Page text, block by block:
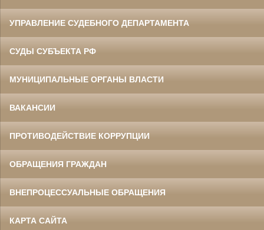
УПРАВЛЕНИЕ СУДЕБНОГО ДЕПАРТАМЕНТА
СУДЫ СУБЪЕКТА РФ
МУНИЦИПАЛЬНЫЕ ОРГАНЫ ВЛАСТИ
ВАКАНСИИ
ПРОТИВОДЕЙСТВИЕ КОРРУПЦИИ
ОБРАЩЕНИЯ ГРАЖДАН
ВНЕПРОЦЕССУАЛЬНЫЕ ОБРАЩЕНИЯ
КАРТА САЙТА